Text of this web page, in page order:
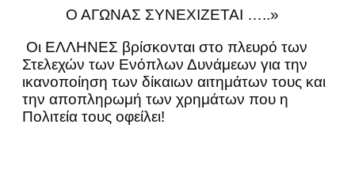
Ο ΑΓΩΝΑΣ ΣΥΝΕΧΙΖΕΤΑΙ …..»
Οι ΕΛΛΗΝΕΣ βρίσκονται στο πλευρό των
Στελεχών των Ενόπλων Δυνάμεων για την
ικανοποίηση των δίκαιων αιτημάτων τους και
την αποπληρωμή των χρημάτων που η
Πολιτεία τους οφείλει!